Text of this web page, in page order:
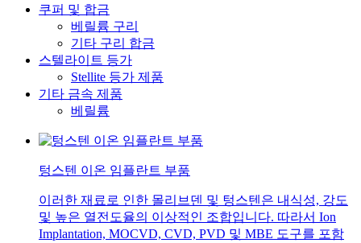
쿠퍼 및 합금
베릴륨 구리
기타 구리 합금
스텔라이트 등가
Stellite 등가 제품
기타 금속 제품
베릴륨
텅스텐 이온 임플란트 부품
이러한 재료로 인한 몰리브덴 및 텅스텐은 내식성, 강도
및 높은 열전도율의 이상적인 조합입니다. 따라서 Ion
Implantation, MOCVD, CVD, PVD 및 MBE 도구를 포함